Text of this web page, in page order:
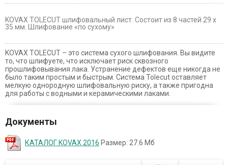
KOVAX TOLECUT шлифовальный лист. Состоит из 8 частей 29 х
35 мм. Шлифование «по сухому»
KOVAX TOLECUT – это система сухого шлифования. Вы видите
то, что шлифуете, что исключает риск сквозного
прошлифовывания лака. Устранение дефектов еще никогда не
было таким простым и быстрым. Система Tolecut оставляет
мелкую однородную шлифовальную риску, а также пригодна
для работы с водными и керамическими лаками.
Документы
КАТАЛОГ KOVAX 2016 Размер: 27.6 Мб